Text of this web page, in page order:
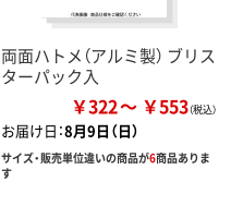
両面ハトメ（アルミ製） ブリス
ターパック入
￥322 ￥553
お届け日：8月9日（日）
サイズ・販売単位違いの商品が6商品ありま
す